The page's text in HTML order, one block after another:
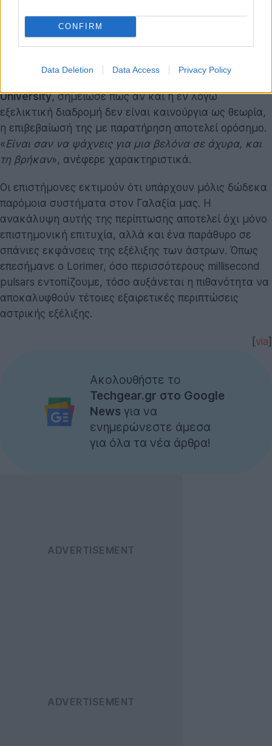
CONFIRM
Data Deletion Data Access Privacy Policy
το pulsar, και η τριβή μεταξύ τους οδηγεί στην
εκτόξευση αυτών των εξωτερικών στρωμάτων και
University, σημείωσε πως αν και η εν λόγω
εξελικτική διαδρομή δεν είναι καινούργια ως θεωρία,
η επιβεβαίωσή της με παρατήρηση αποτελεί ορόσημο.
«Είναι σαν να ψάχνεις για μια βελόνα σε άχυρα, και
τη βρήκαν», ανέφερε χαρακτηριστικά.
Οι επιστήμονες εκτιμούν ότι υπάρχουν μόλις δώδεκα
παρόμοια συστήματα στον Γαλαξία μας. Η
ανακάλυψη αυτής της περίπτωσης αποτελεί όχι μόνο
επιστημονική επιτυχία, αλλά και ένα παράθυρο σε
σπάνιες εκφάνσεις της εξέλιξης των άστρων. Όπως
επεσήμανε ο Lorimer, όσο περισσότερους millisecond
pulsars εντοπίζουμε, τόσο αυξάνεται η πιθανότητα να
αποκαλυφθούν τέτοιες εξαιρετικές περιπτώσεις
αστρικής εξέλιξης.
[via]
Ακολουθήστε το
Techgear.gr στο Google
News για να
ενημερώνεστε άμεσα
για όλα τα νέα άρθρα!